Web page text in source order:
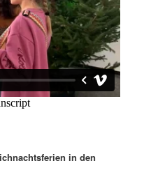
in den